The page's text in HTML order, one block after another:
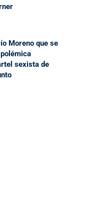
Moreno que se
sexista de